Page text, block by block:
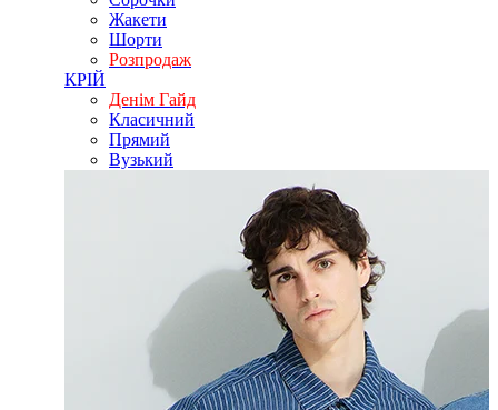
Жакети
Шорти
Розпродаж
КРІЙ
Денім Гайд
Класичний
Прямий
Вузький